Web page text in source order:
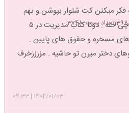
تعداد پست: 3748
فکر میکنن کت شلوار بپوشن و بهم
دیگه بگن مهندس دیگه همه چی حله . دوتا کتاب مدیریت در ۵
مسخره و حقوق های پایین .
دختر میرن تو حاشیه . مززززخرف
1404/01/03
|
04:33